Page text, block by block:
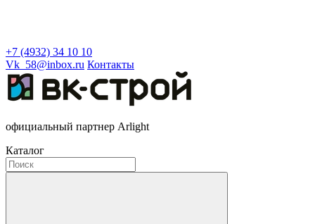
+7 (4932) 34 10 10
Vk_58@inbox.ru Контакты
официальный партнер Arlight
Каталог